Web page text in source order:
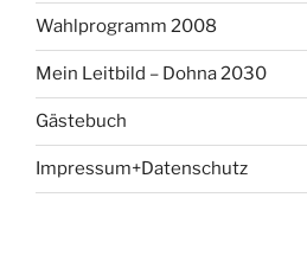
Wahlprogramm 2008
Mein Leitbild – Dohna 2030
Gästebuch
Impressum+Datenschutz